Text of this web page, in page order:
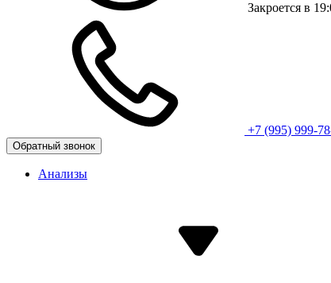
Закроется в
+7 (995) 999-
Обратный звонок
Анализы